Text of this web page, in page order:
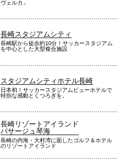
ヴェルカ」
長崎スタジアムシティ
長崎駅から徒歩約10分！サッカースタジアム
を中心とした大型複合施設
スタジアムシティホテル長崎
日本初！サッカースタジアムビューホテルで
特別な感動とくつろぎを。
長崎リゾートアイランド
パサージュ琴海
長崎の内海・大村湾に面したゴルフ＆ホテル
のリゾートアイランド